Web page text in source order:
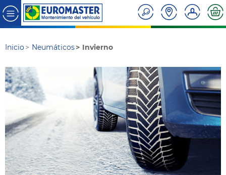
Inicio Neumáticos Invierno